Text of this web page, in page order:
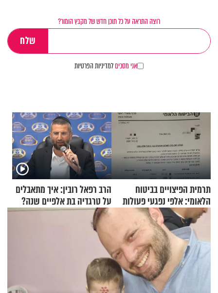
רוצה התראה על כל תוכן חדש של מקבץ הומור?
אני מסכיםלמדיניות הפרטיות
תרמית הפיצויים בביטוח
הלאומי: אלפי נפגעי פעולות
איבה קיבלו כספים במירמה
הרב רפאל רובין: איך מתאבלים
על טרגדיה בת אלפיים שנה?